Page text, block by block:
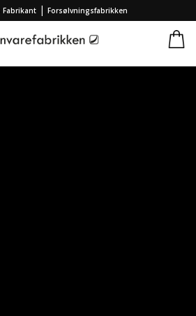
Fabrikant | Forsølvningsfabrikken